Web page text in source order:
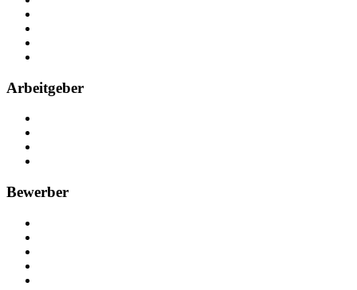
Arbeitgeber
Bewerber